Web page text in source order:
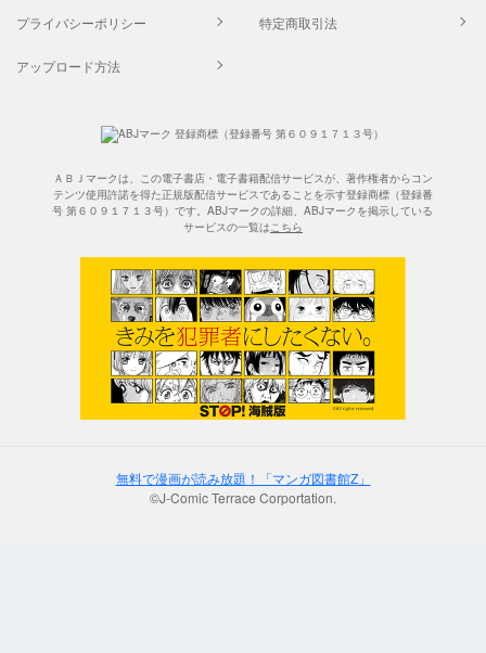
プライバシーポリシー 特定商取引法
アップロード方法
ＡＢＪマークは、この電子書店・電子書籍配信サービスが、著作権者からコン
テンツ使用許諾を得た正規版配信サービスであることを示す登録商標（登録番
号 第６０９１７１３号）です。ABJマークの詳細、ABJマークを掲示している
サービスの一覧はこちら
無料で漫画が読み放題！「マンガ図書館Z」
©J-Comic Terrace Corportation.